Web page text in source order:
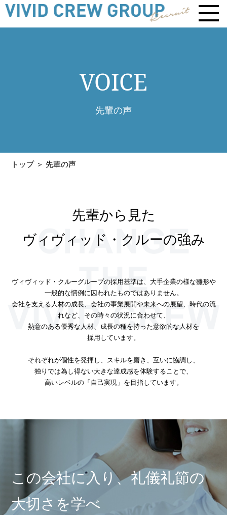
ご応募・お問い合わせはこちら
› 会社概要
› 個人情報保護方針
VOICE
先輩の声
トップ＞ 先輩の声
先輩から見た
ヴィヴィッド・クルーの強み
ヴィヴィッド・クルーグループの採用基準は、大手企業の様な雛形や
一般的な慣例に囚われたものではありません。
会社を支える人材の成長、会社の事業展開や未来への展望、時代の流
れなど、その時々の状況に合わせて、
熱意のある優秀な人材、成長の種を持った意欲的な人材を
採用しています。
それぞれが個性を発揮し、スキルを磨き、互いに協調し、
独りでは為し得ない大きな達成感を体験することで、
高いレベルの「自己実現」を目指しています。
この会社に入り、礼儀礼節の
大切さを学べ